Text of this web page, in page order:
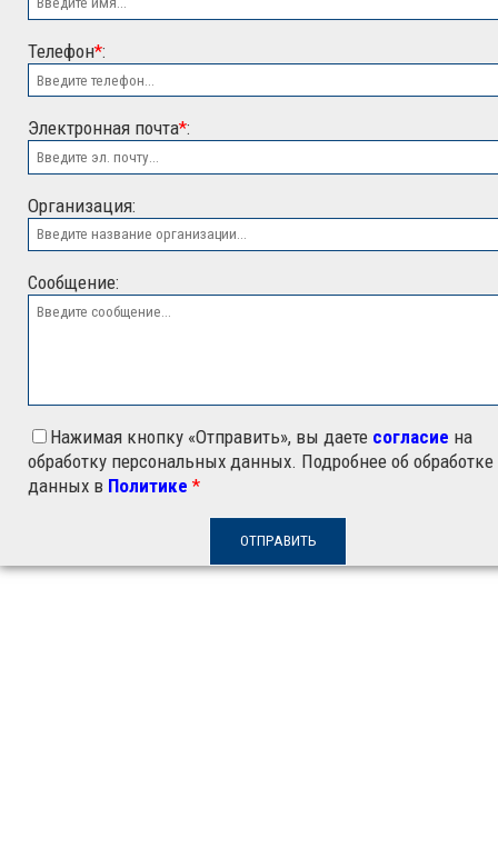
ООО "ЭСК"
Телефон*:
Электронная почта*:
Организация:
Сообщение:
Нажимая кнопку «Отправить», вы даете согласие на
обработку персональных данных. Подробнее об обработке
данных в Политике *